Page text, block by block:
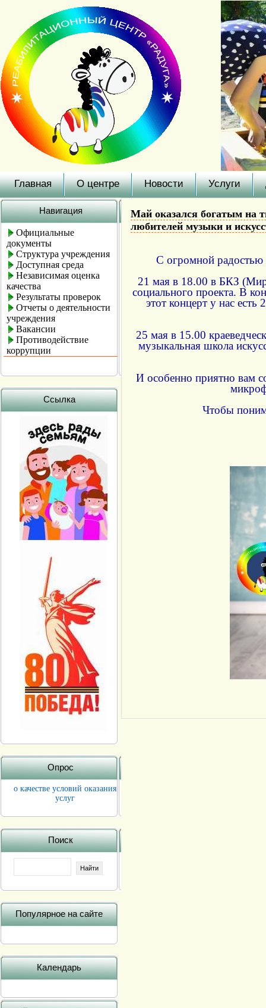
Главная О центре Новости Услуги
Навигация
Официальные
документы
Структура учреждения
Доступная среда
Независимая оценка
качества
Результаты проверок
Отчеты о деятельности
учреждения
Вакансии
Противодействие
коррупции
Ссылка
Опрос
о качестве условий оказания
услуг
Поиск
Популярное на сайте
Календарь
Май оказался богатым на
любителей музыки и
С огромной радостью
21 мая в 18.00 в БКЗ
социального проекта. В
этот концерт у нас
25 мая в 15.00
музыкальная школа
И особенно приятно вам
Чтобы